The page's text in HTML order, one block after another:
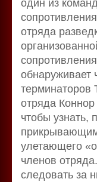
один из
отряда
обнаруживает
терминаторов
отряда
чтобы узнать,
улетающего
членов
следовать за